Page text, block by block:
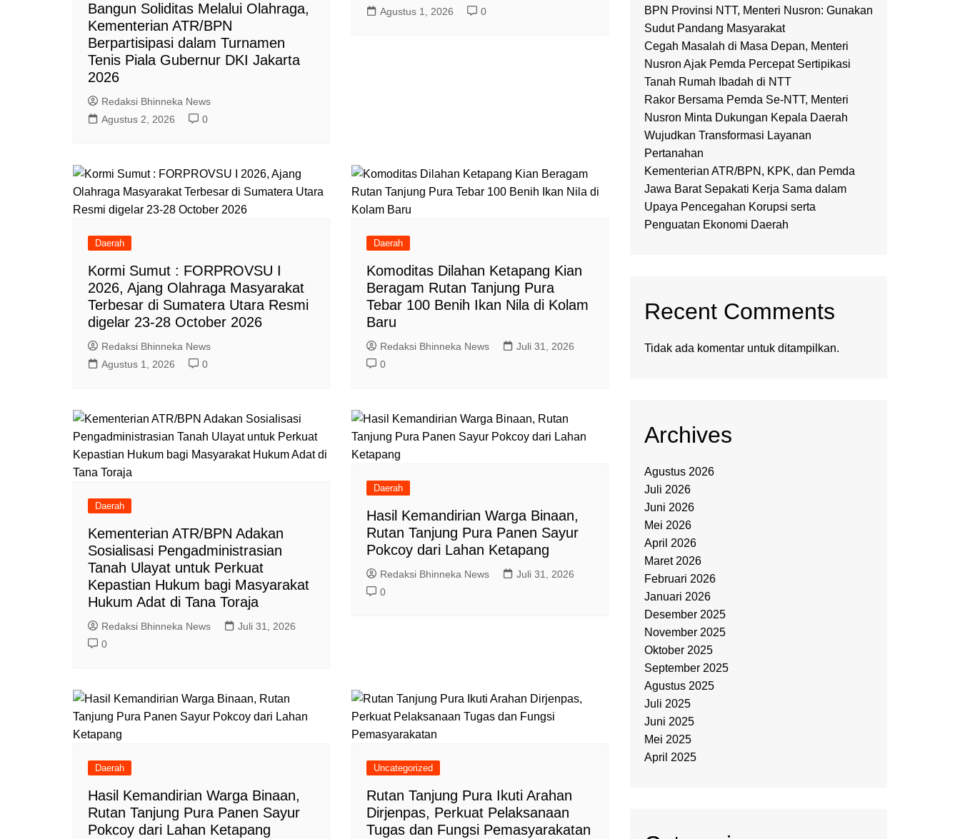
Bangun Soliditas Melalui Olahraga,
Kementerian ATR/BPN
Berpartisipasi dalam Turnamen
Tenis Piala Gubernur DKI Jakarta
2026
Redaksi Bhinneka News
Agustus 2, 2026
0
Agustus 1, 2026
0
Daerah
Kormi Sumut : FORPROVSU I
2026, Ajang Olahraga Masyarakat
Terbesar di Sumatera Utara Resmi
digelar 23-28 October 2026
Redaksi Bhinneka News
Agustus 1, 2026
0
Daerah
Komoditas Dilahan Ketapang Kian
Beragam Rutan Tanjung Pura
Tebar 100 Benih Ikan Nila di Kolam
Baru
Redaksi Bhinneka News
Juli 31, 2026
0
Daerah
Kementerian ATR/BPN Adakan
Sosialisasi Pengadministrasian
Tanah Ulayat untuk Perkuat
Kepastian Hukum bagi Masyarakat
Hukum Adat di Tana Toraja
Redaksi Bhinneka News
Juli 31, 2026
0
Daerah
Hasil Kemandirian Warga Binaan,
Rutan Tanjung Pura Panen Sayur
Pokcoy dari Lahan Ketapang
Redaksi Bhinneka News
Juli 31, 2026
0
Daerah
Hasil Kemandirian Warga Binaan,
Rutan Tanjung Pura Panen Sayur
Pokcoy dari Lahan Ketapang
Uncategorized
Rutan Tanjung Pura Ikuti Arahan
Dirjenpas, Perkuat Pelaksanaan
Tugas dan Fungsi Pemasyarakatan
BPN Provinsi NTT, Menteri Nusron: Gunakan
Sudut Pandang Masyarakat
Cegah Masalah di Masa Depan, Menteri
Nusron Ajak Pemda Percepat Sertipikasi
Tanah Rumah Ibadah di NTT
Rakor Bersama Pemda Se-NTT, Menteri
Nusron Minta Dukungan Kepala Daerah
Wujudkan Transformasi Layanan
Pertanahan
Kementerian ATR/BPN, KPK, dan Pemda
Jawa Barat Sepakati Kerja Sama dalam
Upaya Pencegahan Korupsi serta
Penguatan Ekonomi Daerah
Recent Comments
Tidak ada komentar untuk ditampilkan.
Archives
Agustus 2026
Juli 2026
Juni 2026
Mei 2026
April 2026
Maret 2026
Februari 2026
Januari 2026
Desember 2025
November 2025
Oktober 2025
September 2025
Agustus 2025
Juli 2025
Juni 2025
Mei 2025
April 2025